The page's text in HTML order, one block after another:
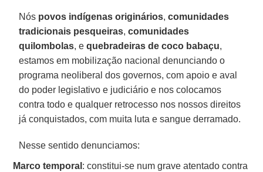
Nós povos indígenas originários,comunidades
tradicionais pesqueiras,comunidades
quilombolas, equebradeiras de coco babaçu,
estamos em mobilização nacional denunciando o
programa neoliberal dos governos, com apoio e aval
do poder legislativo e judiciário e nos colocamos
contra todo e qualquer retrocesso nos nossos direitos
já conquistados, com muita luta e sangue derramado.
Nesse sentido denunciamos:
Marco temporal : constitui-se num grave atentado contra